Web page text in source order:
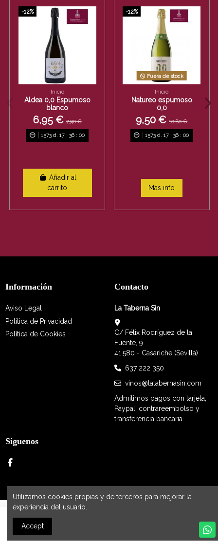
-12%
Inicio
Aldea 0,0 Espumoso
blanco
6,95 € 7,90 €
1573d. 17: 36: 00
Añadir al
carrito
-12%
Fuera de stock
Inicio
Natureo espumoso
0,0
9,50 €10,80 €
1573 d. 17 :36 :00
Más info
Información
Aviso Legal
Política de Privacidad
Política de Cookies
Contacto
La Taberna Sin
C/ Félix Rodríguez de la
Fuente, 9
41.580 - Casariche (Sevilla)
637 222 350
vinos@latabernasin.com
Admitimos pagos con tarjeta,
Paypal, contrareembolso y
transferencia bancaria
Síguenos
Latabernasin.com tu tienda online de bebidas sin acohol
Utilizamos cookies propias y de terceros para mejorar la
experiencia del usuario.
Accept